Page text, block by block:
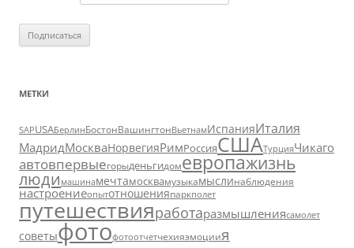
МЕТКИ
SAPUSAБерлинБостонВашингтонВьетнамИспанияИталия
МадридМоскваНорвегияРимРоссияСШАТурцияЧикаго
автовпервыегорыденьгидомевропажизнь
люди машинамечтамосквамузыкамыслинаблюдения
настроениеопытотношенияпаркполет
путешествияработаразмышлениясамолет
советыфотофотоотчетчехияэмоциия